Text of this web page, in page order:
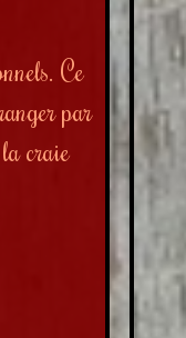
Ce
par
craie